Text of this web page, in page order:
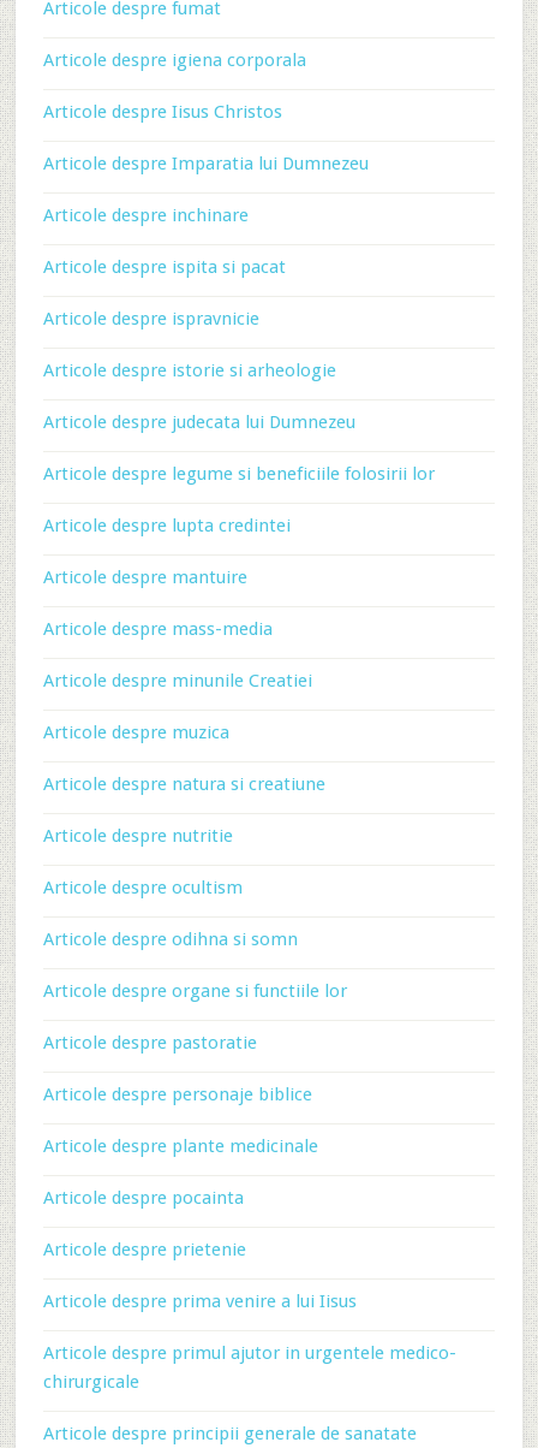
Articole despre fumat
Articole despre igiena corporala
Articole despre Iisus Christos
Articole despre Imparatia lui Dumnezeu
Articole despre inchinare
Articole despre ispita si pacat
Articole despre ispravnicie
Articole despre istorie si arheologie
Articole despre judecata lui Dumnezeu
Articole despre legume si beneficiile folosirii lor
Articole despre lupta credintei
Articole despre mantuire
Articole despre mass-media
Articole despre minunile Creatiei
Articole despre muzica
Articole despre natura si creatiune
Articole despre nutritie
Articole despre ocultism
Articole despre odihna si somn
Articole despre organe si functiile lor
Articole despre pastoratie
Articole despre personaje biblice
Articole despre plante medicinale
Articole despre pocainta
Articole despre prietenie
Articole despre prima venire a lui Iisus
Articole despre primul ajutor in urgentele medico-
chirurgicale
Articole despre principii generale de sanatate